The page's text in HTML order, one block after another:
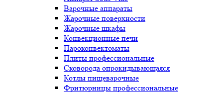
Варочные аппараты
Жарочные поверхности
Жарочные шкафы
Конвекционные печи
Пароконвектоматы
Плиты профессиональные
Сковорода опрокидывающаяся
Котлы пищеварочные
Фритюрницы профессиональные